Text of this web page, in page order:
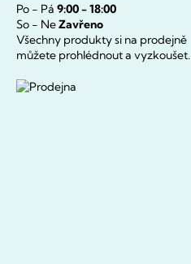
Po - Pá 9:00 - 18:00
So - NeZavřeno
Všechny produkty si na prodejně
můžete prohlédnout a vyzkoušet.